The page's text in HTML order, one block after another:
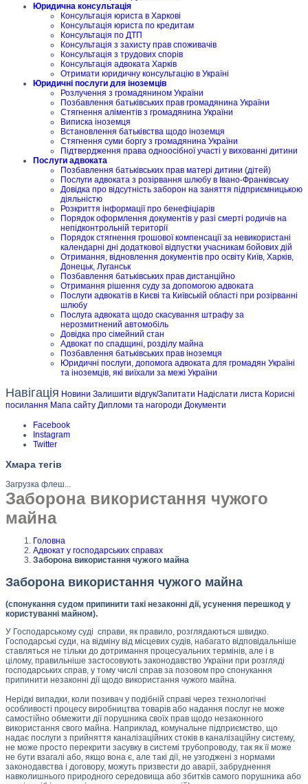
Юридична консультація
Консультація юриста в Харкові
Консультація юриста по кредитам
Консультація по ДТП
Консультація з захисту прав споживачів
Консультація з трудових спорів
Консультація адвоката Харків
Отримати юридичну консультацію в Україні
Юридичні послуги для іноземців
Розлучення з громадянином України
Позбавлення батьківських прав громадянина України
Стягнення аліментів з громадянина України
Виписка іноземця
Встановлення батьківства щодо іноземця
Стягнення суми боргу з громадянина України
Підтвердження права одноосібної участі у вихованні дитини
Послуги адвоката
Позбавлення батьківських прав матері дитини (дітей)
Послуги адвоката з розірвання шлюбу в Івано-Франківську
Довідка про відсутність заборон на заняття підприємницькою
діяльністю
Розкриття інформації про бенефіціарів
Порядок оформлення документів у разі смерті родичів на
непідконтрольній території
Порядок стягнення грошової компенсації за невикористані
календарні дні додаткової відпустки учасникам бойових дій
Отримання, відновлення документів про освіту Київ, Харків,
Донецьк, Луганськ
Позбавлення батьківських прав дистанційно
Отримання рішення суду за допомогою адвоката
Послуги адвокатів в Києві та Київській області при розірванні
шлюбу
Послуга адвоката щодо скасування штрафу за
нерозмитнений автомобіль
Довідка про сімейний стан
Адвокат по спадщині, розділу майна
Позбавлення батьківських прав іноземця
Юридичні послуги, допомога адвоката для громадян Україні
та іноземців, які виїхали за межі України
Навігація Новини Залишити відгук/Запитати Надіслати листа Корисні
посилання Мапа сайту Дипломи та нагороди Документи
Facebook
Instagram
Twitter
Хмара тегів
Загрузка флеш...
Заборона використання чужого
майна
Головна
Адвокат у господарських справах
Заборона використання чужого майна
Заборона використання чужого майна
(спонукання судом припинити такі незаконні дії, усунення перешкод у
користуванні майном).
У Господарському суді справи, як правило, розглядаються швидко.
Господарські суди, на відміну від місцевих судів, набагато відповідальніше
ставляться не тільки до дотримання процесуальних термінів, але і в
цілому, правильніше застосовують законодавство України при розгляді
господарських справ, у тому числі справ за позовом про спонукання
припинити незаконні дії щодо використання чужого майна.
Нерідкі випадки, коли позивач у подібній справі через технологічні
особливості процесу виробництва товарів або надання послуг не може
самостійно обмежити дії порушника своїх прав щодо незаконного
використання свого майна. Наприклад, комунальне підприємство, що
надає послуги з прийняття каналізаційних стоків в каналізаційну систему,
не може просто перекрити засувку в системі трубопроводу, так як її може
не бути взагалі або, якщо вона є, але такі дії, не узгоджені з нормами
законодавства і договору, можуть призвести до аварії, забруднення
навколишнього природного середовища або збитків самого порушника або